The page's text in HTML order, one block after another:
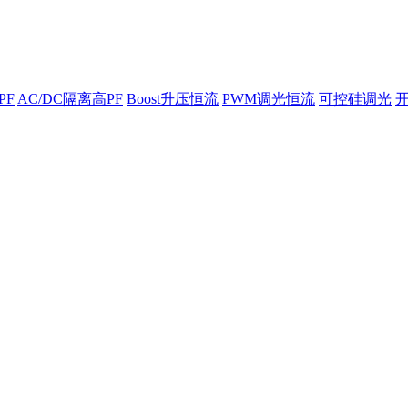
AC/DC隔离高PF Boost升压恒流 PWM调光恒流 可控硅调光